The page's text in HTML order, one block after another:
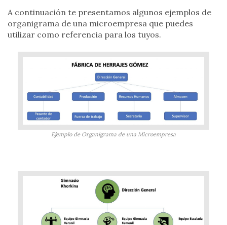
A continuación te presentamos algunos ejemplos de
organigrama de una microempresa que puedes
utilizar como referencia para los tuyos.
Ejemplo de Organigrama de una Microempresa